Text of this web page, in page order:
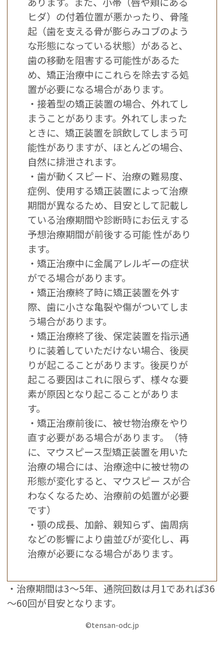
ヒダ）の付着位置が悪かったり、骨隆
起（歯を支える骨が膨らみコブのよう
な形態になっている状態）があると、
歯の移動を阻害する可能性があるた
め、矯正治療中にこれらを除去する処
置が必要になる場合があります。
・接着型の矯正装置の場合、外れてし
まうことがあります。外れてしまった
ときに、矯正装置を誤飲してしまう可
能性がありますが、ほとんどの場合、
自然に排泄されます。
・歯が動くスピード、治療の難易度、
症例、使用する矯正装置によって治療
期間が異なるため、目安として記載し
ている治療期間や診断時にお伝えする
予想治療期間が前後する可能 性があり
ます。
・矯正治療中に金属アレルギーの症状
がでる場合があります。
・矯正治療終了時に矯正装置を外す
際、歯に小さな亀裂や傷がついてしま
う場合があります。
・矯正治療終了後、保定装置を指示通
りに装着していただけない場合、後戻
りが起こることがあります。後戻りが
起こる要因はこれに限らず、様々な要
素が原因となり起こることがありま
す。
・矯正治療前後に、被せ物治療をやり
直す必要がある場合があります。（特
に、マウスピース型矯正装置を用いた
治療の場合には、治療途中に被せ物の
形態が変化すると、マウスピー スが合
わなくなるため、治療前の処置が必要
です）
・顎の成長、加齢、親知らず、歯周病
などの影響により歯並びが変化し、再
治療が必要になる場合があります。
・治療期間は3～5年、通院回数は月1であれば36
～60回が目安となります。
©tensan-odc.jp